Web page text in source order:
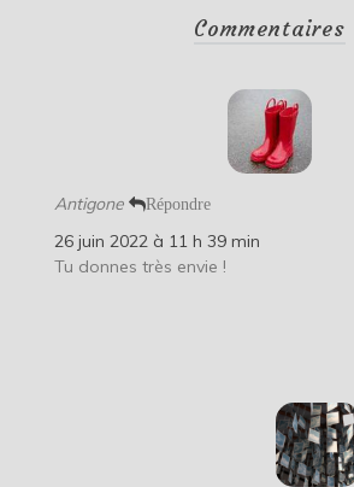
Commentaires
Antigone Répondre
26 juin 2022 à 11 h 39 min
Tu donnes très envie !